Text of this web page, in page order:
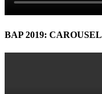
BAP 2019: CAROUSEL